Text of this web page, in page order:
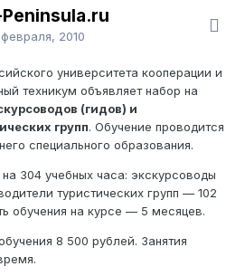
2010
университета кооперации и
техникум объявляет набор на
(гидов) и
групп. Обучение проводится
специального образования.
304 учебных часа: экскурсоводы
туристических групп — 102
обучения на курсе — 5 месяцев.
8 500 рублей. Занятия